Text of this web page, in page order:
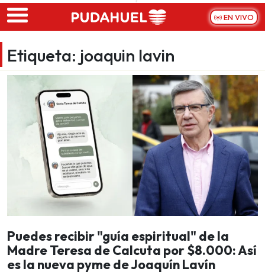
Skip to main content
EN VIVO
Etiqueta: joaquin lavin
Puedes recibir "guía espiritual" de la
Madre Teresa de Calcuta por $8.000: Así
es la nueva pyme de Joaquín Lavín